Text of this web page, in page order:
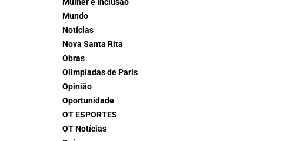
Mulher e Inclusão
Mundo
Notícias
Nova Santa Rita
Obras
Olimpíadas de Paris
Opinião
Oportunidade
OT ESPORTES
OT Notícias